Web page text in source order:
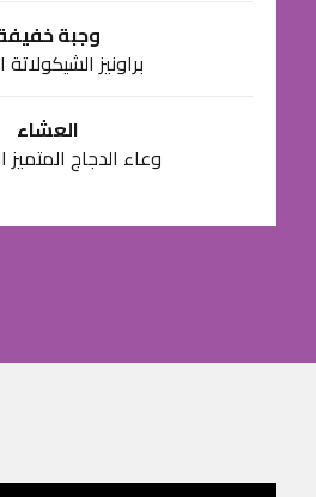
وجبة
براونيز
العشاء
وعاء الدجاج المتميز